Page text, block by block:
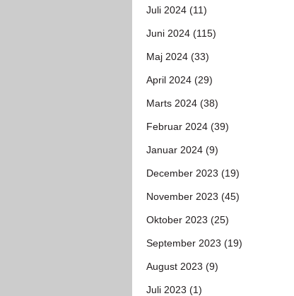
Juli 2024 (11)
Juni 2024 (115)
Maj 2024 (33)
April 2024 (29)
Marts 2024 (38)
Februar 2024 (39)
Januar 2024 (9)
December 2023 (19)
November 2023 (45)
Oktober 2023 (25)
September 2023 (19)
August 2023 (9)
Juli 2023 (1)